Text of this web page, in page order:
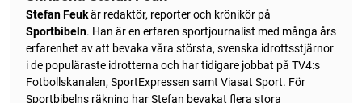
Stefan Feukär redaktör, reporter och krönikör på
Sportbibeln. Han är en erfaren sportjournalist med många års
erfarenhet av att bevaka våra största, svenska idrottsstjärnor
i de populäraste idrotterna och har tidigare jobbat på TV4:s
Fotbollskanalen, SportExpressen samt Viasat Sport. För
Sportbibelns räkning har Stefan bevakat flera stora